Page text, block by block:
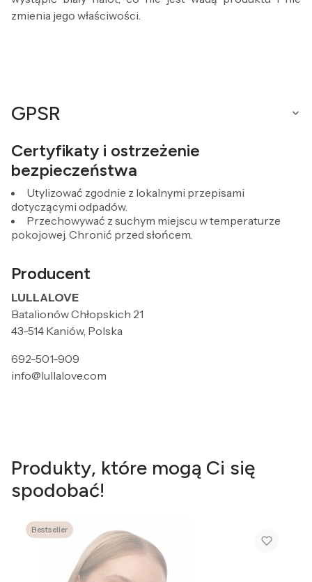
zmienia jego właściwości.
GPSR
Certyfikaty i ostrzeżenie
bezpieczeństwa
Utylizować zgodnie z lokalnymi przepisami
dotyczącymi odpadów.
Przechowywać z suchym miejscu w temperaturze
pokojowej. Chronić przed słońcem.
Producent
LULLALOVE
Batalionów Chłopskich 21
43-514 Kaniów, Polska
692-501-909
info@lullalove.com
Produkty, które mogą Ci się
spodobać!
Bestseller